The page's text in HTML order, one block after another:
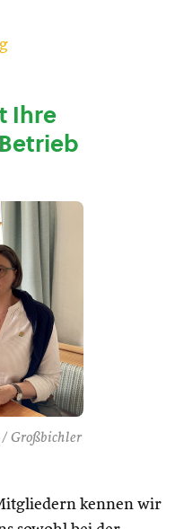
Ihre
Großbichler
kennen wir